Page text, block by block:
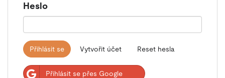
Heslo
Přihlásit se Vytvořit účet Reset hesla
Přihlásit se přes Google